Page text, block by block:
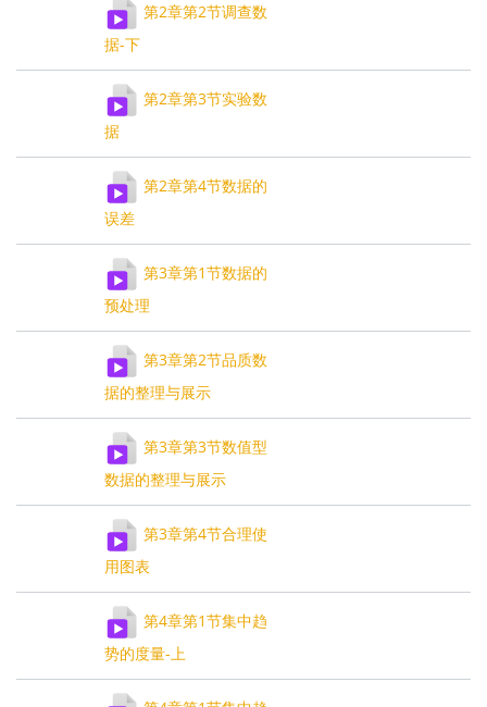
第2章第2节调查数
据-下
第2章第3节实验数
据
第2章第4节数据的
误差
第3章第1节数据的
预处理
第3章第2节品质数
据的整理与展示
第3章第3节数值型
数据的整理与展示
第3章第4节合理使
用图表
第4章第1节集中趋
势的度量-上